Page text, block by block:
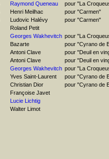
Raymond Queneau
pour "La
Henri Meilhac
pour "Carmen"
Ludovic Halévy
pour "Carmen"
Roland Petit
Georges Wakhevitch pour "La
Bazarte
pour "Cyrano de
Antoni Clave
pour "Deuil en
Antoni Clave
pour "Deuil en
Georges Wakhevitch pour "La
Yves Saint-Laurent
pour "Cyrano de
Christian Dior
pour "Cyrano de
Françoise Javet
Lucie Lichtig
Walter Limot